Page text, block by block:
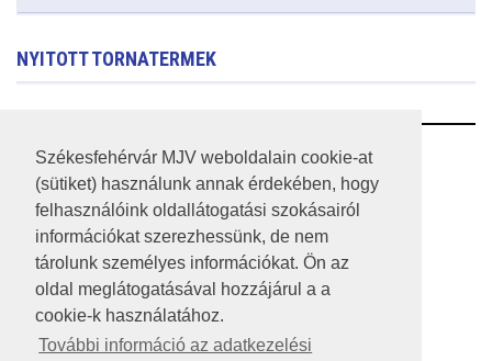
Székesfehérvár MJV weboldalain cookie-at
(sütiket) használunk annak érdekében, hogy
felhasználóink oldallátogatási szokásairól
információkat szerezhessünk, de nem
tárolunk személyes információkat. Ön az
oldal meglátogatásával hozzájárul a a
cookie-k használatához.
További információ az adatkezelési
NYITOTT TORNATERMEK
RSS
A HONLAP 2017.03.31-I ÁLLAPOTA
JOGI NYILATKOZAT
IMPRESSZUM